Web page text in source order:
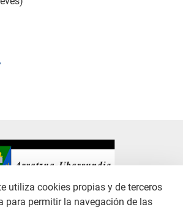
utiliza cookies propias y de terceros
para permitir la navegación de las